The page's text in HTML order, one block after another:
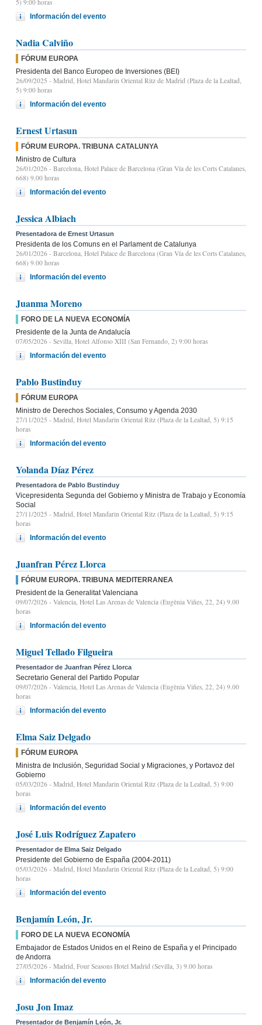
5) 9:00 horas
Información del evento
Nadia Calviño
FÓRUM EUROPA
Presidenta del Banco Europeo de Inversiones (BEI)
26/09/2025 - Madrid, Hotel Mandarin Oriental Ritz de Madrid (Plaza de la Lealtad,
5) 9:00 horas
Información del evento
Ernest Urtasun
FÓRUM EUROPA. TRIBUNA CATALUNYA
Ministro de Cultura
26/01/2026 - Barcelona, Hotel Palace de Barcelona (Gran Vía de les Corts Catalanes,
668) 9.00 horas
Información del evento
Jessica Albiach
Presentadora de Ernest Urtasun
Presidenta de los Comuns en el Parlament de Catalunya
26/01/2026 - Barcelona, Hotel Palace de Barcelona (Gran Vía de les Corts Catalanes,
668) 9.00 horas
Información del evento
Juanma Moreno
FORO DE LA NUEVA ECONOMÍA
Presidente de la Junta de Andalucía
07/05/2026 - Sevilla, Hotel Alfonso XIII (San Fernando, 2) 9:00 horas
Información del evento
Pablo Bustinduy
FÓRUM EUROPA
Ministro de Derechos Sociales, Consumo y Agenda 2030
27/11/2025 - Madrid, Hotel Mandarin Oriental Ritz (Plaza de la Lealtad, 5) 9:15
horas
Información del evento
Yolanda Díaz Pérez
Presentadora de Pablo Bustinduy
Vicepresidenta Segunda del Gobierno y Ministra de Trabajo y Economía
Social
27/11/2025 - Madrid, Hotel Mandarin Oriental Ritz (Plaza de la Lealtad, 5) 9:15
horas
Información del evento
Juanfran Pérez Llorca
FÓRUM EUROPA. TRIBUNA MEDITERRANEA
President de la Generalitat Valenciana
09/07/2026 - Valencia, Hotel Las Arenas de Valencia (Eugènia Viñes, 22, 24) 9.00
horas
Información del evento
Miguel Tellado Filgueira
Presentador de Juanfran Pérez Llorca
Secretario General del Partido Popular
09/07/2026 - Valencia, Hotel Las Arenas de Valencia (Eugènia Viñes, 22, 24) 9.00
horas
Información del evento
Elma Saiz Delgado
FÓRUM EUROPA
Ministra de Inclusión, Seguridad Social y Migraciones, y Portavoz del
Gobierno
05/03/2026 - Madrid, Hotel Mandarin Oriental Ritz (Plaza de la Lealtad, 5) 9:00
horas
Información del evento
José Luis Rodríguez Zapatero
Presentador de Elma Saiz Delgado
Presidente del Gobierno de España (2004-2011)
05/03/2026 - Madrid, Hotel Mandarin Oriental Ritz (Plaza de la Lealtad, 5) 9:00
horas
Información del evento
Benjamín León, Jr.
FORO DE LA NUEVA ECONOMÍA
Embajador de Estados Unidos en el Reino de España y el Principado
de Andorra
27/05/2026 - Madrid, Four Seasons Hotel Madrid (Sevilla, 3) 9.00 horas
Información del evento
Josu Jon Imaz
Presentador de Benjamín León, Jr.